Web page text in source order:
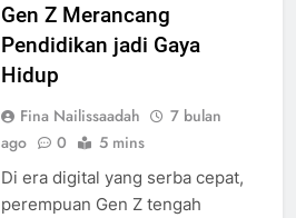
Gen Z Merancang
Pendidikan jadi Gaya
Hidup
Fina Nailissaadah
7 bulan
ago
0 5 mins
Di era digital yang serba cepat,
perempuan Gen Z tengah